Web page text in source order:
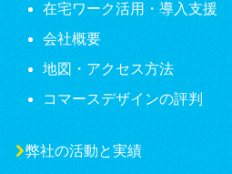
在宅ワーク活用・導入支援
会社概要
地図・アクセス方法
コマースデザインの評判
弊社の活動と実績